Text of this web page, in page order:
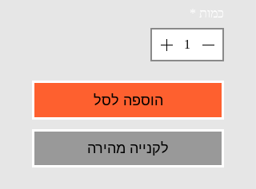
כמות
הוספה לסל
לקנייה מהירה